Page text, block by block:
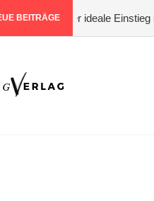
BEITRÄGE
– der ideale Einstieg in die